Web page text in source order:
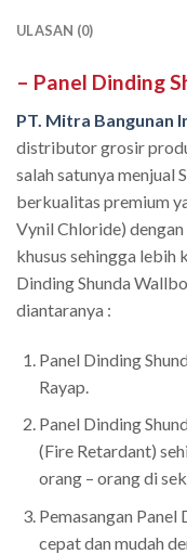
ULASAN (0)
– Panel Dinding
PT. Mitra Bangunan
distributor grosir
salah satunya menjual
berkualitas premium
Vynil Chloride)
khusus sehingga lebih
Dinding Shunda
diantaranya :
Panel Dinding
Rayap.
Panel Dinding
(Fire Retardant)
orang – orang di
Pemasangan
cepat dan mudah